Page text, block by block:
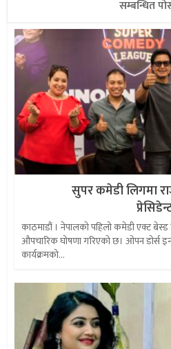
सम्बन्धित
सुपर कमेडी लिगमा
काठमाडौं । नेपालको पहिलो कमेडी एक्ट बेस्ड
औपचारिक घोषणा गरिएको छ। ओपन डोर्स
कार्यक्रमको...